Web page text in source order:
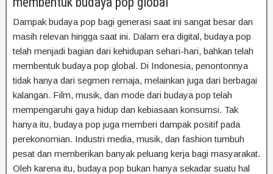
Dampak budaya pop bagi generasi saat ini sangat besar dan
masih relevan hingga saat ini. Dalam era digital, budaya pop
telah menjadi bagian dari kehidupan sehari-hari, bahkan telah
membentuk budaya pop global. Di Indonesia, penontonnya
tidak hanya dari segmen remaja, melainkan juga dari berbagai
kalangan. Film, musik, dan mode dari budaya pop telah
mempengaruhi gaya hidup dan kebiasaan konsumsi. Tak
hanya itu, budaya pop juga memberi dampak positif pada
perekonomian. Industri media, musik, dan fashion tumbuh
pesat dan memberikan banyak peluang kerja bagi masyarakat.
Oleh karena itu, budaya pop bukan hanya sekadar suatu hal